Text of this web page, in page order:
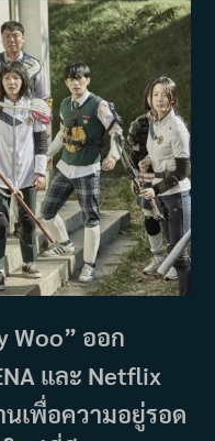
Woo” ออก
และ Netflix
นเพื่อความอยู่รอด